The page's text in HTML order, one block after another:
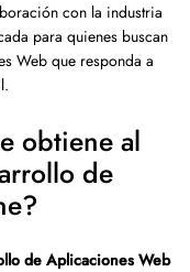
con la industria
para quienes buscan
Web que responda a
obtiene al
de
de Aplicaciones Web